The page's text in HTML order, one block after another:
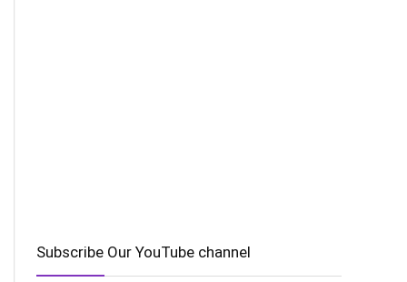
Subscribe Our YouTube channel